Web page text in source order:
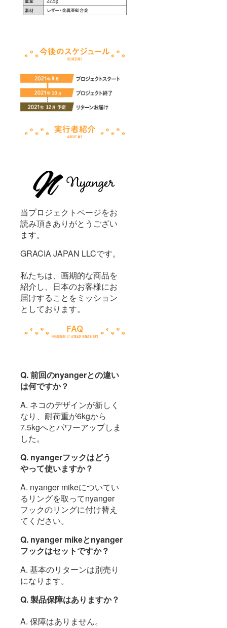
当プロジェクトページをお
読み頂きありがとうござい
ます。
GRACIA JAPAN LLCです。
私たちは、画期的な商品を
紹介し、日本のお客様にお
届けすることをミッション
としております。
Q. 前回のnyangerとの違い
は何ですか？
A. ネコのデザインが新しく
なり、耐荷重が6kgから
7.5kgへとパワーアップしま
した。
Q. nyangerフックはどう
やって使いますか？
A. nyanger mikeについてい
るリングを取ってnyanger
フックのリングに付け替え
てください。
Q. nyanger mikeとnyanger
フックはセットですか？
A. 基本のリターンは別売り
になります。
Q. 製品保障はありますか？
A. 保障はありません。